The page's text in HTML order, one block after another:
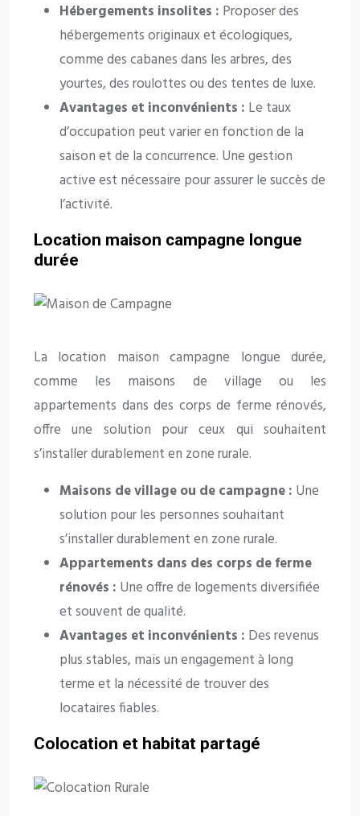
Hébergements insolites : Proposer des
hébergements originaux et écologiques,
comme des cabanes dans les arbres, des
yourtes, des roulottes ou des tentes de luxe.
Avantages et inconvénients : Le taux
d’occupation peut varier en fonction de la
saison et de la concurrence. Une gestion
active est nécessaire pour assurer le succès de
l’activité.
Location maison campagne longue
durée
La location maison campagne longue durée,
comme les maisons de village ou les
appartements dans des corps de ferme rénovés,
offre une solution pour ceux qui souhaitent
s’installer durablement en zone rurale.
Maisons de village ou de campagne : Une
solution pour les personnes souhaitant
s’installer durablement en zone rurale.
Appartements dans des corps de ferme
rénovés : Une offre de logements diversifiée
et souvent de qualité.
Avantages et inconvénients : Des revenus
plus stables, mais un engagement à long
terme et la nécessité de trouver des
locataires fiables.
Colocation et habitat partagé